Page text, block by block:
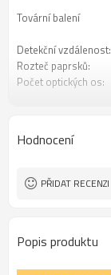
Tovární balení
Detekční vzdálenost:
Rozteč paprsků:
Počet optických os:
Zástrčka rozhraní
Hodnocení
PŘIDAT RECENZI
Popis produktu